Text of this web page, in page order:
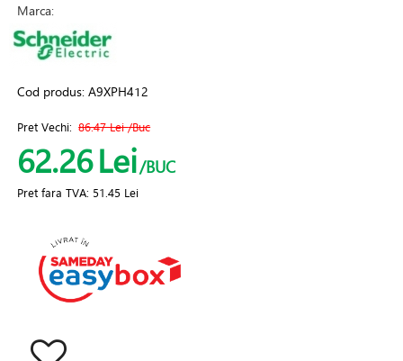
Marca:
Cod produs:A9XPH412
Pret Vechi: 86.47 Lei/Buc
62.26Lei/BUC
Pret fara TVA: 51.45 Lei